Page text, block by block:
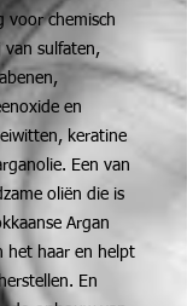
voor chemisch
van sulfaten,
en
keratine
Een van
oliën die is
Argan
het haar en helpt
En